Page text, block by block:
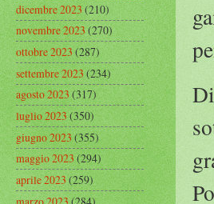
dicembre 2023(210)
novembre 2023(270)
ottobre 2023(287)
settembre 2023(234)
agosto 2023(317)
luglio 2023(350)
giugno 2023(355)
maggio 2023(294)
aprile 2023(259)